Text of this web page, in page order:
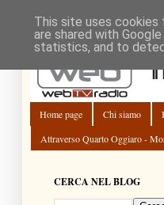
Home page Chi siamo
Attraverso Quarto Oggiaro -
CERCA NEL BLOG
This site uses cookies
are shared with
statistics, and to